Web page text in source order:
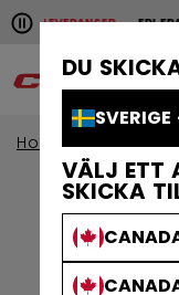
DU
VÄLJ ETT
SKICKA
Pause the
LEVERANSERFRI
Snabba
Home Kläder